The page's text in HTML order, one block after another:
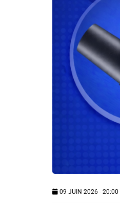
Alerte Méduses 06
Issa Nissa OGC Nice
09 JUIN 2026 - 20:00